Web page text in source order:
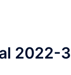
2022-3